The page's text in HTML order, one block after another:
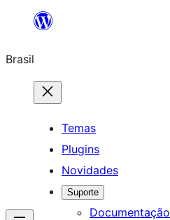
o
conteúdo
Brasil
Temas
Plugins
Novidades
Suporte
Documentação